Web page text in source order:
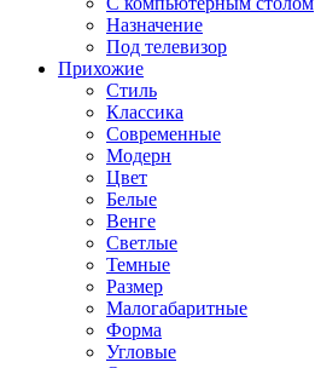
Назначение
Под телевизор
Прихожие
Стиль
Классика
Современные
Модерн
Цвет
Белые
Венге
Светлые
Темные
Размер
Малогабаритные
Форма
Угловые